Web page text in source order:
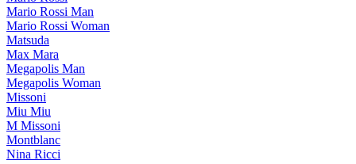
Mario Rossi Man
Mario Rossi Woman
Matsuda
Max Mara
Megapolis Man
Megapolis Woman
Missoni
Miu Miu
M Missoni
Montblanc
Nina Ricci